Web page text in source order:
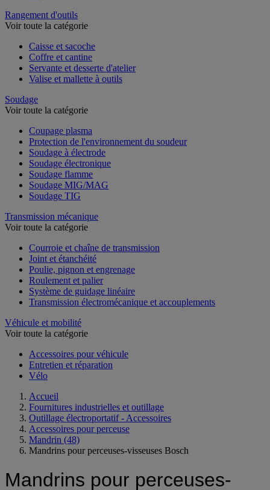
Rangement d'outils
Voir toute la catégorie
Caisse et sacoche
Coffre et cantine
Servante et desserte d'atelier
Valise et mallette à outils
Soudage
Voir toute la catégorie
Coupage plasma
Protection de l'environnement du soudeur
Soudage à électrode
Soudage électronique
Soudage flamme
Soudage MIG/MAG
Soudage TIG
Transmission mécanique
Voir toute la catégorie
Courroie et chaîne de transmission
Joint et étanchéité
Poulie, pignon et engrenage
Roulement et palier
Système de guidage linéaire
Transmission électromécanique et accouplements
Véhicule et mobilité
Voir toute la catégorie
Accessoires pour véhicule
Entretien et réparation
Vélo
Accueil
Fournitures industrielles et outillage
Outillage électroportatif - Accessoires
Accessoires pour perceuse
Mandrin (48)
Mandrins pour perceuses-visseuses Bosch
Mandrins pour perceuses-